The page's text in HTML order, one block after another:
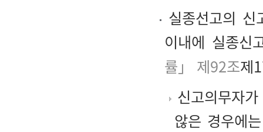
실종선고의
이내에 실종신
률」 제92조제
신고의무자
않은 경우에